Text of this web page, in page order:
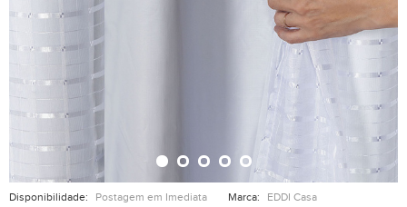
Disponibilidade: Postagem em Imediata Marca: EDDI Casa